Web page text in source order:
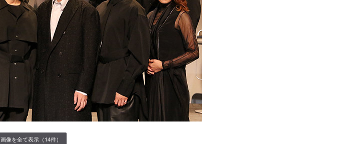
画像を全て表示（14件）